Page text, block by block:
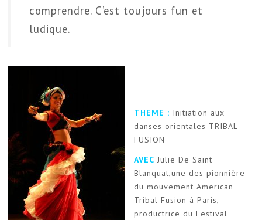
comprendre. C’est toujours fun et
ludique.
THEME : Initiation aux
danses orientales TRIBAL-
FUSION
AVEC Julie De Saint
Blanquat,une des pionnière
du mouvement American
Tribal Fusion à Paris,
productrice du Festival